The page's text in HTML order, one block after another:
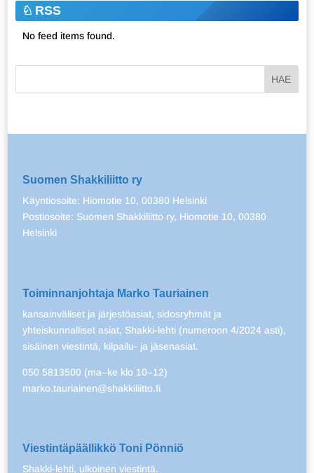
RSS
No feed items found.
Suomen Shakkiliitto ry
Käyntiosoite: Hiomotie 10, 00380 Helsinki
Postiosoite: Suomen Shakkiliitto ry, Hiomotie 10, 00380
Helsinki
Toiminnanjohtaja Marko Tauriainen
kansainväliset ja järjestöasiat, sidosryhmät ja
yhteiskunnalliset asiat, Shakki-lehti (numeroon 4/2024 asti),
sisäinen viestintä, kilpailu- ja jäsenasiat.
050 5813500 (ma–ke klo 10–12)
marko.tauriainen@shakkiliitto.fi
Viestintäpäällikkö Toni Pönniö
Shakki-lehti, ulkoinen viestintä.